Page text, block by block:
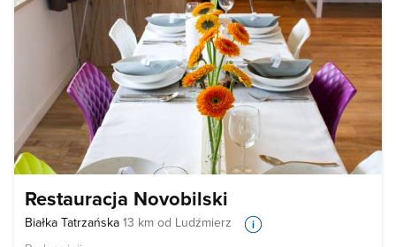
Restauracja Novobilski
Białka Tatrzańska 13 km od Ludźmierz